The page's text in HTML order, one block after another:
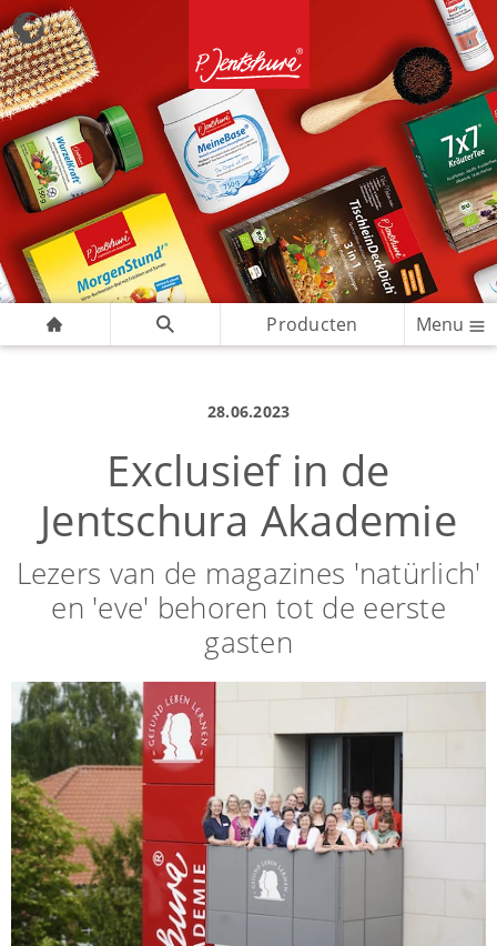
Producten Menu
28.06.2023
Exclusief in de
Jentschura Akademie
Lezers van de magazines 'natürlich'
en 'eve' behoren tot de eerste
gasten